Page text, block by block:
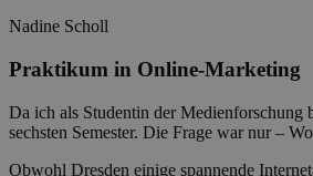
Nadine Scholl
Praktikum in Online-Marketing
Da ich als Studentin der Medienforschung
sechsten Semester. Die Frage war nur –
Obwohl Dresden einige spannende